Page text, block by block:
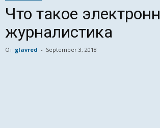
Что такое
журналистика
От glavred - September 3, 2018